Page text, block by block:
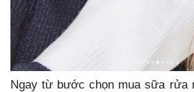
Ngay từ bước chọn mua sữa rửa